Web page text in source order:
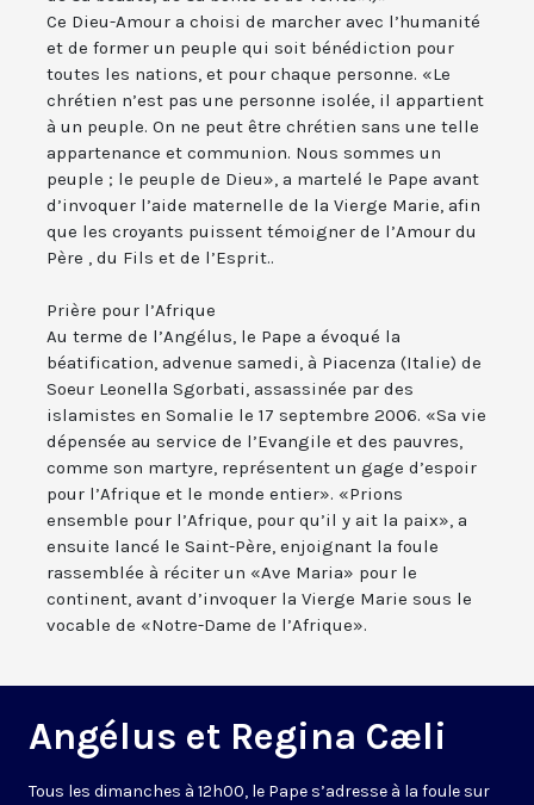
Ce Dieu-Amour a choisi de marcher avec l’humanité
et de former un peuple qui soit bénédiction pour
toutes les nations, et pour chaque personne. «Le
chrétien n’est pas une personne isolée, il appartient
à un peuple. On ne peut être chrétien sans une telle
appartenance et communion. Nous sommes un
peuple ; le peuple de Dieu», a martelé le Pape avant
d’invoquer l’aide maternelle de la Vierge Marie, afin
que les croyants puissent témoigner de l’Amour du
Père , du Fils et de l’Esprit..
Prière pour l’Afrique
Au terme de l’Angélus, le Pape a évoqué la
béatification, advenue samedi, à Piacenza (Italie) de
Soeur Leonella Sgorbati, assassinée par des
islamistes en Somalie le 17 septembre 2006. «Sa vie
dépensée au service de l’Evangile et des pauvres,
comme son martyre, représentent un gage d’espoir
pour l’Afrique et le monde entier». «Prions
ensemble pour l’Afrique, pour qu’il y ait la paix», a
ensuite lancé le Saint-Père, enjoignant la foule
rassemblée à réciter un «Ave Maria» pour le
continent, avant d’invoquer la Vierge Marie sous le
vocable de «Notre-Dame de l’Afrique».
Angélus et Regina Cæli
Tous les dimanches à 12h00, le Pape s’adresse à la foule sur